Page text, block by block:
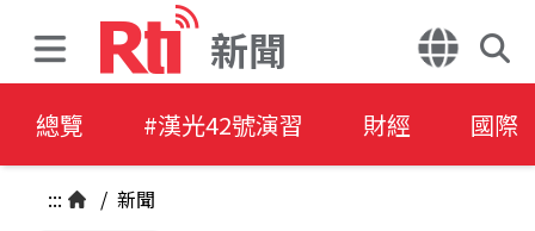
新聞
總覽 #漢光42號演習 財經 國際
::: / 新聞